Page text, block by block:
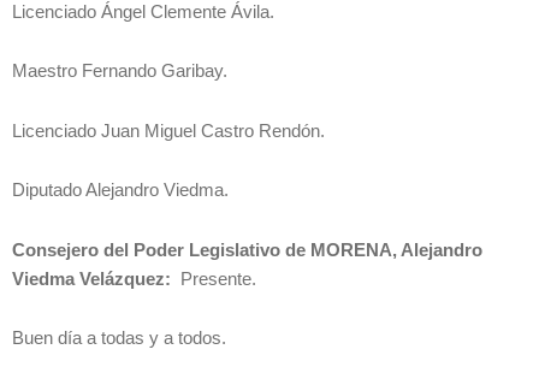
Licenciado Ángel Clemente Ávila.
Maestro Fernando Garibay.
Licenciado Juan Miguel Castro Rendón.
Diputado Alejandro Viedma.
Consejero del Poder Legislativo de MORENA, Alejandro
Viedma Velázquez:
Presente.
Buen día a todas y a todos.